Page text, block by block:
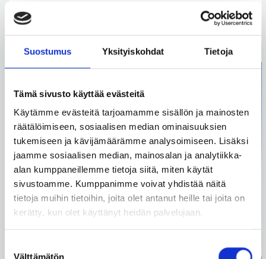
Suostumus Yksityiskohdat Tietoja
Tämä sivusto käyttää evästeitä
Käytämme evästeitä tarjoamamme sisällön ja mainosten
räätälöimiseen, sosiaalisen median ominaisuuksien
tukemiseen ja kävijämäärämme analysoimiseen. Lisäksi
jaamme sosiaalisen median, mainosalan ja analytiikka-
alan kumppaneillemme tietoja siitä, miten käytät
sivustoamme. Kumppanimme voivat yhdistää näitä
tietoja muihin tietoihin, joita olet antanut heille tai joita on
kerätty, kun olet käyttänyt heidän palvelujaan.
Välttämätön